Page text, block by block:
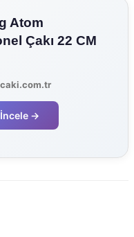
Atom
Çakı 22 CM
→